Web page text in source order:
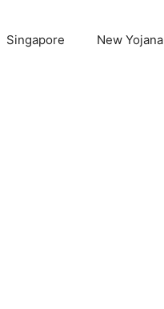
Singapore New Yojana